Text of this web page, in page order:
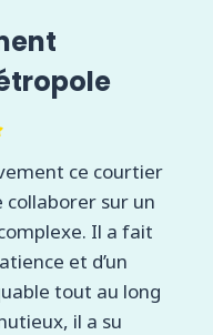
ce courtier
collaborer sur un
Il a fait
et d’un
tout au long
il a su